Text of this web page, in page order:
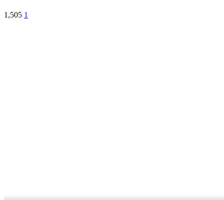
1,505 1